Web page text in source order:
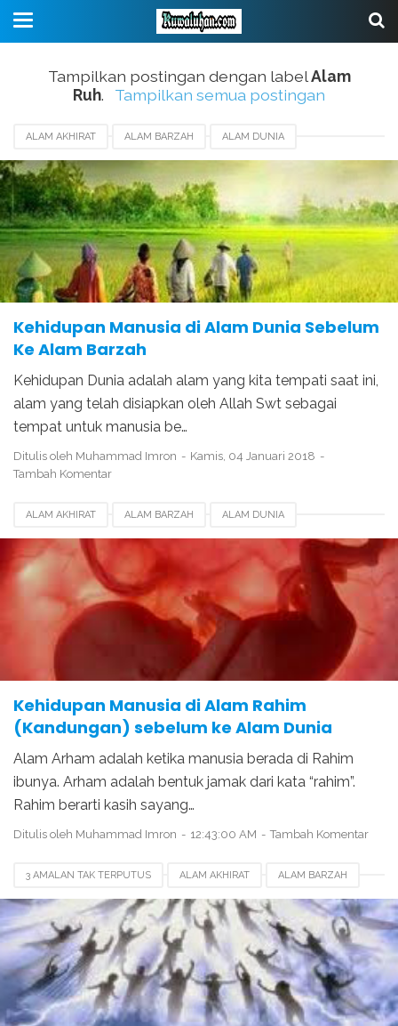
Tampilkan postingan dengan labelAlam
Ruh. Tampilkan semua postingan
ALAM AKHIRAT ALAM BARZAH ALAM DUNIA
ALAM RAHIM ALAM RUH ARTI KEHIDUPAN
PENCIPTAAN BANGSA JIN PENCIPTAAN LANGIT DAN BUMI
PENCIPTAAN NUR MUHAMMAD
Kehidupan Manusia di Alam Dunia Sebelum
Ke Alam Barzah
Kehidupan Dunia adalah alam yang kita tempati saat ini,
alam yang telah disiapkan oleh Allah Swt sebagai
tempat untuk manusia be…
Ditulis oleh Muhammad Imron
Kamis, 04 Januari 2018
Tambah Komentar
ALAM AKHIRAT ALAM BARZAH ALAM DUNIA
ALAM RAHIM ALAM RUH CIRI CIRI KEMATIAN
PENCIPTAAN LANGIT DAN BUMI
PENCIPTAAN MALAIKAT DALAM ISLAM
PROSES JANIN DALAM KANDUNGAN
Kehidupan Manusia di Alam Rahim
(Kandungan) sebelum ke Alam Dunia
Alam Arham adalah ketika manusia berada di Rahim
ibunya. Arham adalah bentuk jamak dari kata “rahim”.
Rahim berarti kasih sayang…
Ditulis oleh Muhammad Imron 12:43:00 AM Tambah Komentar
3 AMALAN TAK TERPUTUS ALAM AKHIRAT ALAM BARZAH
ALAM DUNIA ALAM RAHIM ALAM RUH
DITIUPNYA RUH PADA JANIN PENCIPTAAN BANGSA JIN
PENCIPTAAN NABI ADAM PENCIPTAAN NUR MUHAMMAD